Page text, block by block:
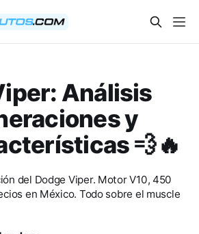
Análisis
y
💨🔥
del Dodge Viper. Motor V10, 450
en México. Todo sobre el muscle